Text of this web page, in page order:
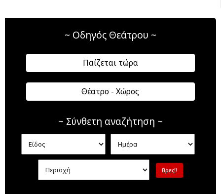
~ Οδηγός Θεάτρου ~
Παίζεται τώρα
Θέατρο - Χώρος
~ Σύνθετη αναζήτηση ~